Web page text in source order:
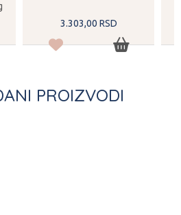
3.303,00 RSD
PROIZVODI